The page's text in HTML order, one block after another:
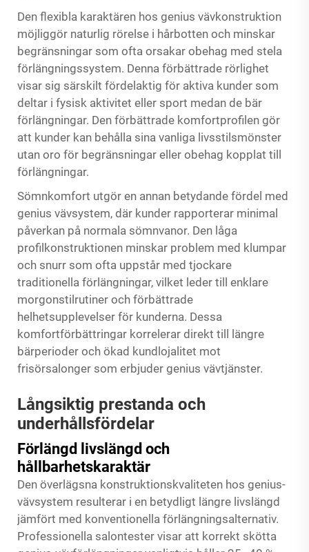
Den flexibla karaktären hos genius vävkonstruktion
möjliggör naturlig rörelse i hårbotten och minskar
begränsningar som ofta orsakar obehag med stela
förlängningssystem. Denna förbättrade rörlighet
visar sig särskilt fördelaktig för aktiva kunder som
deltar i fysisk aktivitet eller sport medan de bär
förlängningar. Den förbättrade komfortprofilen gör
att kunder kan behålla sina vanliga livsstilsmönster
utan oro för begränsningar eller obehag kopplat till
förlängningar.
Sömnkomfort utgör en annan betydande fördel med
genius vävsystem, där kunder rapporterar minimal
påverkan på normala sömnvanor. Den låga
profilkonstruktionen minskar problem med klumpar
och snurr som ofta uppstår med tjockare
traditionella förlängningar, vilket leder till enklare
morgonstilrutiner och förbättrade
helhetsupplevelser för kunderna. Dessa
komfortförbättringar korrelerar direkt till längre
bärperioder och ökad kundlojalitet mot
frisörsalonger som erbjuder genius vävtjänster.
Långsiktig prestanda och
underhållsfördelar
Förlängd livslängd och
hållbarhetskaraktär
Den överlägsna konstruktionskvaliteten hos genius-
vävsystem resulterar i en betydligt längre livslängd
jämfört med konventionella förlängningsalternativ.
Professionella salontester visar att korrekt skötta